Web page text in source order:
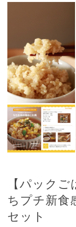
【パック
ちプチ新食
セット